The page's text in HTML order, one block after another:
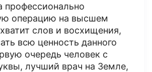
профессионально
операцию на высшем
слов и восхищения,
всю ценность данного
очередь человек с
лучший врач на Земле,